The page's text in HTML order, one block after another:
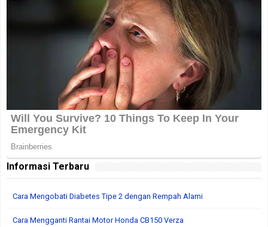
Informasi Terbaru
Cara Mengobati Diabetes Tipe 2 dengan Rempah Alami
Cara Mengganti Rantai Motor Honda CB150 Verza